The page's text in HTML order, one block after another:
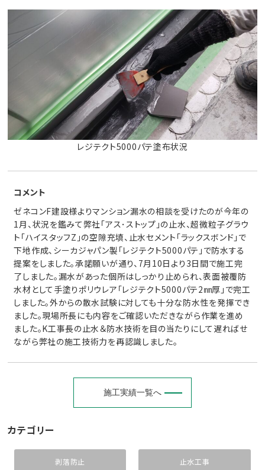
レジテクト5000パテ塗布状況
コメント
ゼネコンF建設様よりマンション漏水の相談を受けたのが今年の
1月、状況を鑑みて弊社「アス･ストップ」の止水、超微粒子グラウ
ト「ハイスタッフZ」の空隙充填、止水セメント「ラックスボンド」で
下地作成、シーカジャパン製「レジテクト5000パテ」で防水する
提案をしました。承諾願いが通り、7月10日より3日間で施工完
了しました。漏水があった個所はしっかり止められ、表面被覆防
水材として手塗りポリウレア「レジテクト5000パテ2㎜厚」で完工
しました。外からの散水試験に対しても十分な防水性を発揮でき
ました。現場所長にも内容をご確認いただきながら作業を進め
ました。K工事長の止水＆防水技術を目の当たりにして遅ればせ
ながら弊社の施工技術力を再認識しました。
施工実績一覧へ
カテゴリー
剥落防止 止水工事